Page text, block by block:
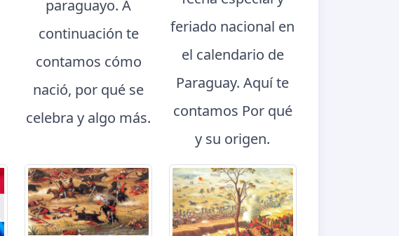
paraguayo. A
continuación te
contamos cómo
nació, por qué se
celebra y algo más.
feriado nacional en
el calendario de
Paraguay. Aquí te
contamos Por qué
y su origen.